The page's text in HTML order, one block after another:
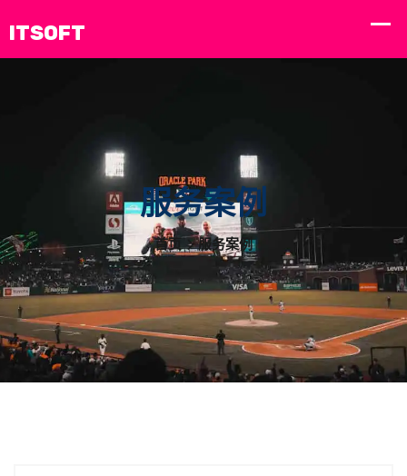
服务案例
首页 服务案例